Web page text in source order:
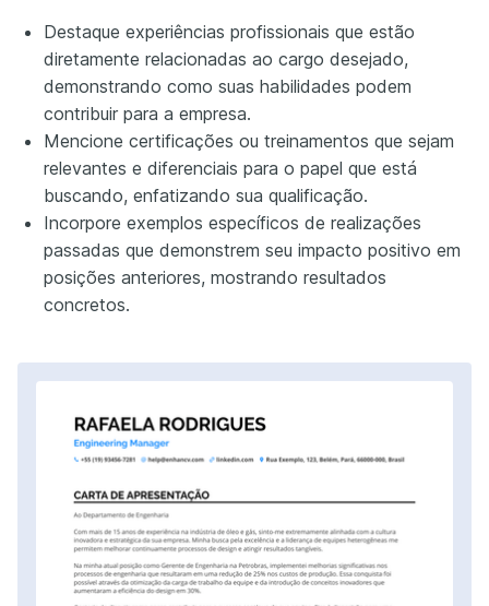
Destaque experiências profissionais que estão
diretamente relacionadas ao cargo desejado,
demonstrando como suas habilidades podem
contribuir para a empresa.
Mencione certificações ou treinamentos que sejam
relevantes e diferenciais para o papel que está
buscando, enfatizando sua qualificação.
Incorpore exemplos específicos de realizações
passadas que demonstrem seu impacto positivo em
posições anteriores, mostrando resultados
concretos.